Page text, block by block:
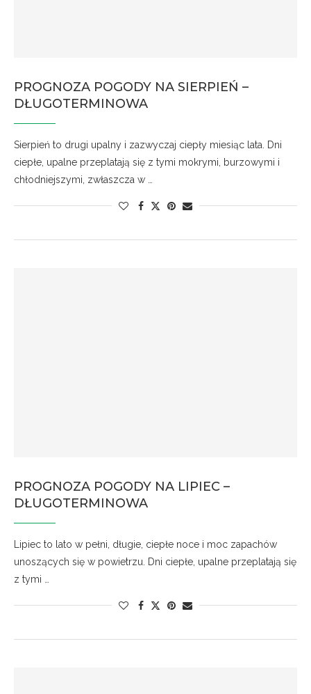
PROGNOZA POGODY NA SIERPIEŃ –
DŁUGOTERMINOWA
Sierpień to drugi upalny i zazwyczaj ciepły miesiąc lata. Dni
ciepłe, upalne przeplatają się z tymi mokrymi, burzowymi i
chłodniejszymi, zwłaszcza w …
PROGNOZA POGODY NA LIPIEC –
DŁUGOTERMINOWA
Lipiec to lato w pełni, długie, ciepłe noce i moc zapachów
unoszących się w powietrzu. Dni ciepłe, upalne przeplatają się
z tymi …